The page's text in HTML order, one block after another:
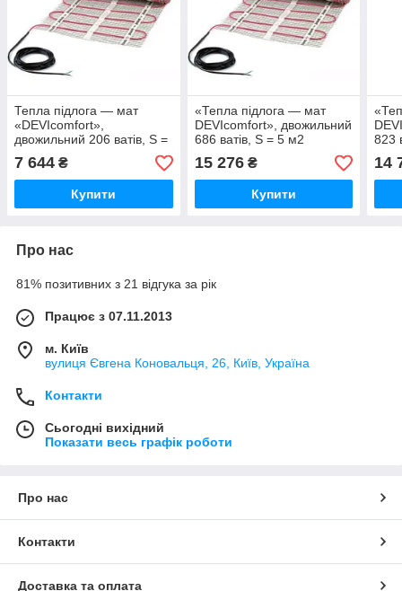
Тепла підлога — мат
«DEVIcomfort»,
двожильний 206 ватів, S =
1,5 м2
7 644 ₴
Купити
«Тепла підлога — мат
DEVIcomfort», двожильний
686 ватів, S = 5 м2
15 276₴
Купити
823
14
Про нас
81% позитивних з 21 відгука за рік
Працює з 07.11.2013
м. Київ
вулиця Євгена Коновальця, 26, Київ, Україна
Контакти
Сьогодні вихідний
Показати весь графік роботи
Про нас
Контакти
Доставка та оплата